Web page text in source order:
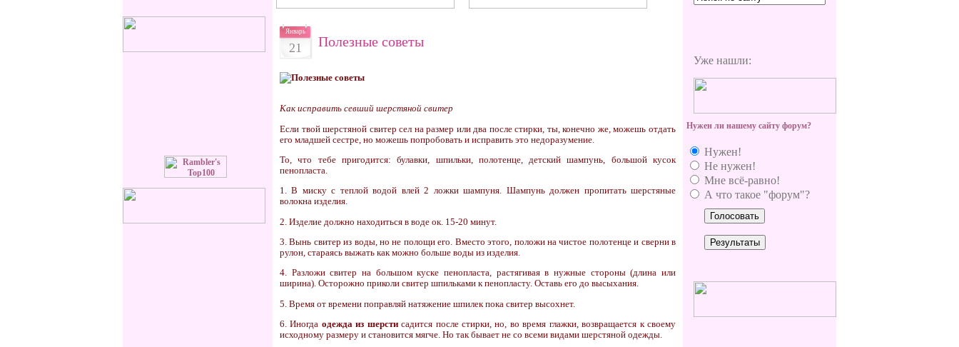
Январь
21 Полезные советы
Как исправить севший шерстяной свитер
Если твой шерстяной свитер сел на размер или два после стирки, ты, конечно же, можешь отдать
его младшей сестре, но можешь попробовать и исправить это недоразумение.
То, что тебе пригодится: булавки, шпильки, полотенце, детский шампунь, большой кусок
пенопласта.
1. В миску с теплой водой влей 2 ложки шампуня. Шампунь должен пропитать шерстяные
волокна изделия.
2. Изделие должно находиться в воде ок. 15-20 минут.
3. Вынь свитер из воды, но не полощи его. Вместо этого, положи на чистое полотенце и сверни в
рулон, стараясь выжать как можно больше воды из изделия.
4. Разложи свитер на большом куске пенопласта, растягивая в нужные стороны (длина или
ширина). Осторожно приколи свитер шпильками к пенопласту. Оставь его до высыхания.
5. Время от времени поправляй натяжение шпилек пока свитер высохнет.
6. Иногда одежда из шерстисадится после стирки, но, во время глажки, возвращается к своему
исходному размеру и становится мягче. Но так бывает не со всеми видами шерстяной одежды.
Уже нашли:
Нужен ли нашему сайту форум?
Нужен!
Не нужен!
Мне всё-равно!
А что такое "форум"?